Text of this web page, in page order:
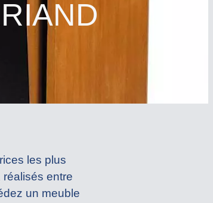
les plus
entre
un meuble